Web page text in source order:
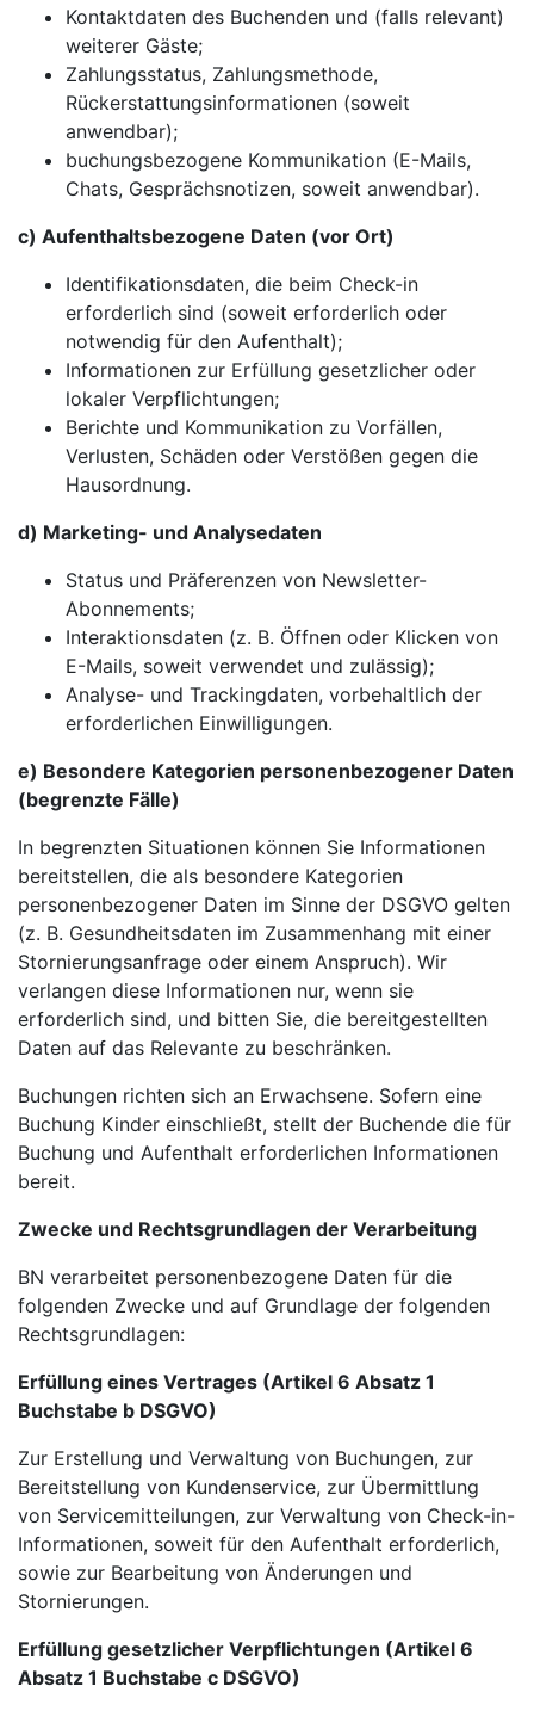
Kontaktdaten des Buchenden und (falls relevant)
weiterer Gäste;
Zahlungsstatus, Zahlungsmethode,
Rückerstattungsinformationen (soweit
anwendbar);
buchungsbezogene Kommunikation (E-Mails,
Chats, Gesprächsnotizen, soweit anwendbar).
c) Aufenthaltsbezogene Daten (vor Ort)
Identifikationsdaten, die beim Check-in
erforderlich sind (soweit erforderlich oder
notwendig für den Aufenthalt);
Informationen zur Erfüllung gesetzlicher oder
lokaler Verpflichtungen;
Berichte und Kommunikation zu Vorfällen,
Verlusten, Schäden oder Verstößen gegen die
Hausordnung.
d) Marketing- und Analysedaten
Status und Präferenzen von Newsletter-
Abonnements;
Interaktionsdaten (z. B. Öffnen oder Klicken von
E-Mails, soweit verwendet und zulässig);
Analyse- und Trackingdaten, vorbehaltlich der
erforderlichen Einwilligungen.
e) Besondere Kategorien personenbezogener Daten
(begrenzte Fälle)
In begrenzten Situationen können Sie Informationen
bereitstellen, die als besondere Kategorien
personenbezogener Daten im Sinne der DSGVO gelten
(z. B. Gesundheitsdaten im Zusammenhang mit einer
Stornierungsanfrage oder einem Anspruch). Wir
verlangen diese Informationen nur, wenn sie
erforderlich sind, und bitten Sie, die bereitgestellten
Daten auf das Relevante zu beschränken.
Buchungen richten sich an Erwachsene. Sofern eine
Buchung Kinder einschließt, stellt der Buchende die für
Buchung und Aufenthalt erforderlichen Informationen
bereit.
Zwecke und Rechtsgrundlagen der Verarbeitung
BN verarbeitet personenbezogene Daten für die
folgenden Zwecke und auf Grundlage der folgenden
Rechtsgrundlagen:
Erfüllung eines Vertrages (Artikel 6 Absatz 1
Buchstabe b DSGVO)
Zur Erstellung und Verwaltung von Buchungen, zur
Bereitstellung von Kundenservice, zur Übermittlung
von Servicemitteilungen, zur Verwaltung von Check-in-
Informationen, soweit für den Aufenthalt erforderlich,
sowie zur Bearbeitung von Änderungen und
Stornierungen.
Erfüllung gesetzlicher Verpflichtungen (Artikel 6
Absatz 1 Buchstabe c DSGVO)